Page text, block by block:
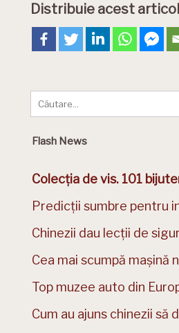
Distribuie acest
Flash News
Colecția de vis. 101
Predicții sumbre pentru
Chinezii dau lecții de
Cea mai scumpă mașină
Top muzee auto din
Cum au ajuns chinezii să